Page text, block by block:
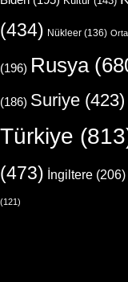
(434) Nükleer (136)
(196) Rusya
(186) Suriye (423)
Türkiye
(473) İngiltere (206)
(121)